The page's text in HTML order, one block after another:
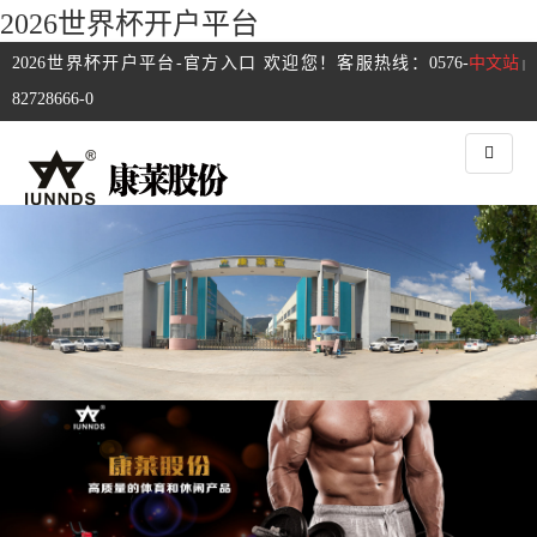
2026世界杯开户平台
中文站 |
2026世界杯开户平台-官方入口 欢迎您！客服热线：0576-
82728666-0